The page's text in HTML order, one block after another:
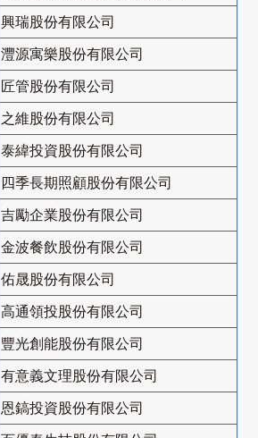
興瑞股份有限公司
灃源寓樂股份有限公司
匠管股份有限公司
之維股份有限公司
泰緯投資股份有限公司
四季長期照顧股份有限公司
吉勵企業股份有限公司
金波餐飲股份有限公司
佑晟股份有限公司
高通領投股份有限公司
豐光創能股份有限公司
有意義文理股份有限公司
恩鎬投資股份有限公司